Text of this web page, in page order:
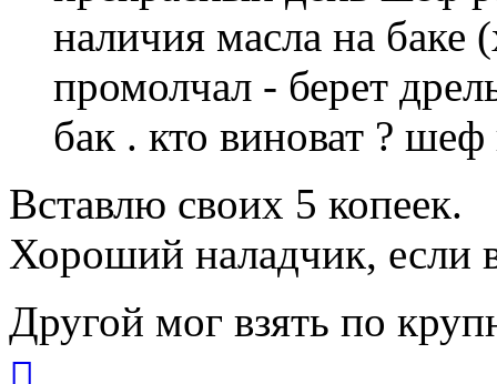
наличия масла на баке
промолчал - берет
бак . кто виноват ?
Вставлю своих 5 копеек.
Хороший наладчик, если
Другой мог взять по